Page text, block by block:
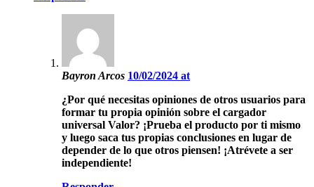
Bayron Arcos 10/02/2024 at
¿Por qué necesitas opiniones de otros usuarios para
formar tu propia opinión sobre el cargador
universal Valor? ¡Prueba el producto por ti mismo
y luego saca tus propias conclusiones en lugar de
depender de lo que otros piensen! ¡Atrévete a ser
independiente!